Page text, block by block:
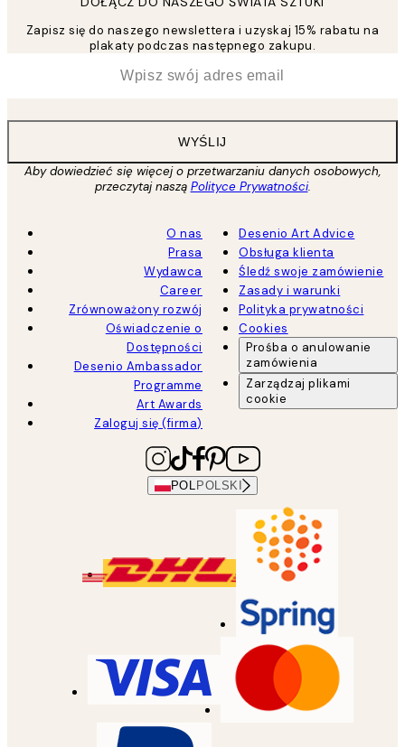
Zapisz się do naszego newslettera i uzyskaj 15% rabatu na
plakaty podczas następnego zakupu.
WYŚLIJ
Aby dowiedzieć się więcej o przetwarzaniu danych osobowych,
przeczytaj naszą Polityce Prywatności.
O nas
Prasa
Wydawca
Career
Zrównoważony rozwój
Oświadczenie o
Dostępności
Desenio Ambassador
Programme
Art Awards
Zaloguj się (firma)
Desenio Art Advice
Obsługa klienta
Śledź swoje zamówienie
Zasady i warunki
Polityka prywatności
Cookies
Prośba o anulowanie
zamówienia
Zarządzaj plikami
cookie
POL POLSKI